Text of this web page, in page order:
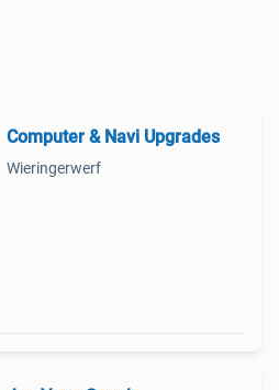
Computer & Navi Upgrades
Wieringerwerf